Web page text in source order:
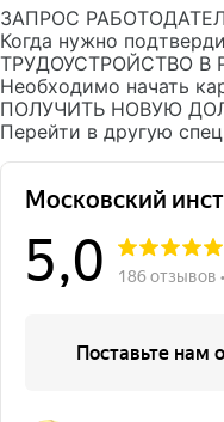
ЗАПРОС
Когда нужно
ТРУДОУСТРОЙСТВО В
Необходимо начать
ПОЛУЧИТЬ НОВУЮ
Перейти в другую